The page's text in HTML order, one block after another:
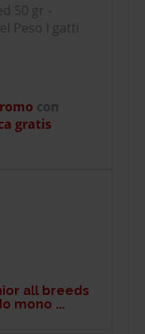
50 gr -
Peso I gatti
con
gratis
all breeds
mono ...